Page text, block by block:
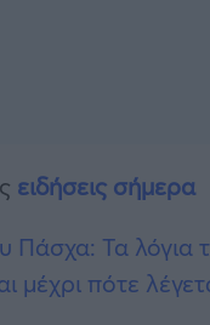
ειδήσεις σήμερα
Πάσχα: Τα λόγια
μέχρι πότε